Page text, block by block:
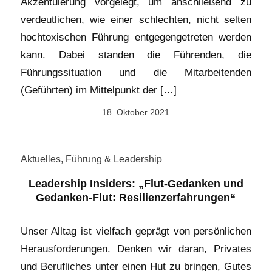
verdeutlichen, wie einer schlechten, nicht selten
hochtoxischen Führung entgegengetreten werden
kann. Dabei standen die Führenden, die
Führungssituation und die Mitarbeitenden
(Geführten) im Mittelpunkt der […]
18. Oktober 2021
Aktuelles, Führung & Leadership
Leadership Insiders: „Flut-Gedanken und
Gedanken-Flut: Resilienzerfahrungen“
Unser Alltag ist vielfach geprägt von persönlichen
Herausforderungen. Denken wir daran, Privates
und Berufliches unter einen Hut zu bringen, Gutes